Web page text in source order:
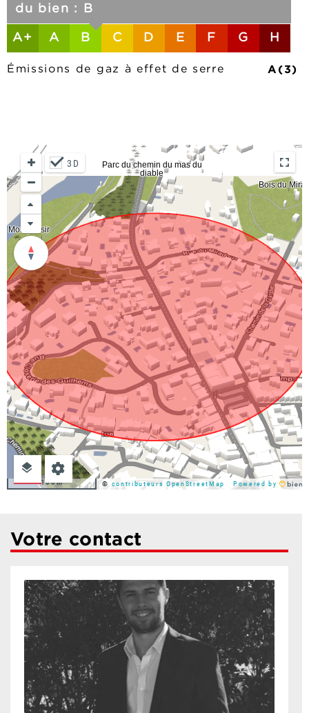
A+ A
du bien : B
B C D E F G H
Émissions de gaz à effet de serre A(3)
3D
100m © contributeurs OpenStreetMap Powered by
Votre contact